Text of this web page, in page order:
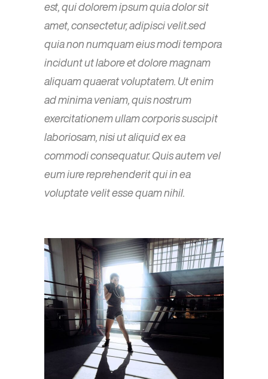
est, qui dolorem ipsum quia dolor sit
amet, consectetur, adipisci velit.sed
quia non numquam eius modi tempora
incidunt ut labore et dolore magnam
aliquam quaerat voluptatem. Ut enim
ad minima veniam, quis nostrum
exercitationem ullam corporis suscipit
laboriosam, nisi ut aliquid ex ea
commodi consequatur. Quis autem vel
eum iure reprehenderit qui in ea
voluptate velit esse quam nihil.